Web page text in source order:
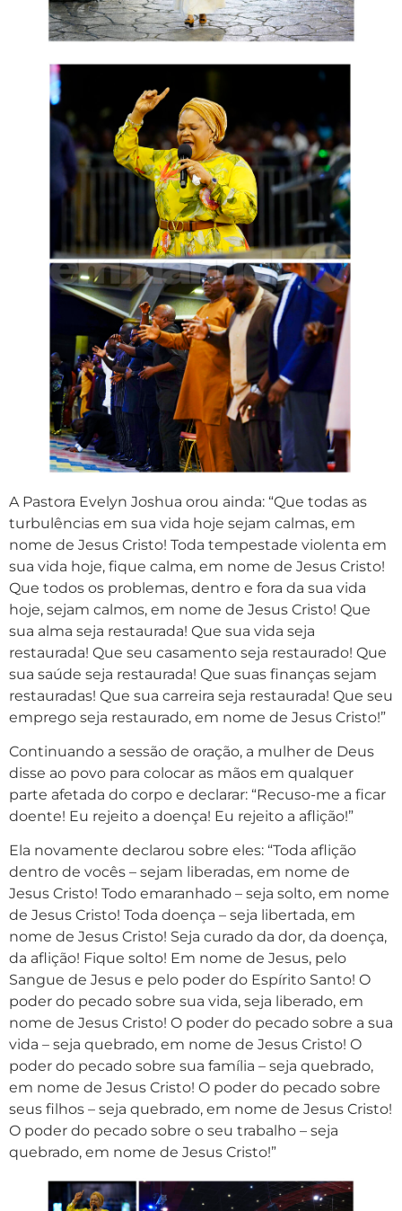
A Pastora Evelyn Joshua orou ainda: “Que todas as
turbulências em sua vida hoje sejam calmas, em
nome de Jesus Cristo! Toda tempestade violenta em
sua vida hoje, fique calma, em nome de Jesus Cristo!
Que todos os problemas, dentro e fora da sua vida
hoje, sejam calmos, em nome de Jesus Cristo! Que
sua alma seja restaurada! Que sua vida seja
restaurada! Que seu casamento seja restaurado! Que
sua saúde seja restaurada! Que suas finanças sejam
restauradas! Que sua carreira seja restaurada! Que seu
emprego seja restaurado, em nome de Jesus Cristo!”
Continuando a sessão de oração, a mulher de Deus
disse ao povo para colocar as mãos em qualquer
parte afetada do corpo e declarar: “Recuso-me a ficar
doente! Eu rejeito a doença! Eu rejeito a aflição!”
Ela novamente declarou sobre eles: “Toda aflição
dentro de vocês – sejam liberadas, em nome de
Jesus Cristo! Todo emaranhado – seja solto, em nome
de Jesus Cristo! Toda doença – seja libertada, em
nome de Jesus Cristo! Seja curado da dor, da doença,
da aflição! Fique solto! Em nome de Jesus, pelo
Sangue de Jesus e pelo poder do Espírito Santo! O
poder do pecado sobre sua vida, seja liberado, em
nome de Jesus Cristo! O poder do pecado sobre a sua
vida – seja quebrado, em nome de Jesus Cristo! O
poder do pecado sobre sua família – seja quebrado,
em nome de Jesus Cristo! O poder do pecado sobre
seus filhos – seja quebrado, em nome de Jesus Cristo!
O poder do pecado sobre o seu trabalho – seja
quebrado, em nome de Jesus Cristo!”